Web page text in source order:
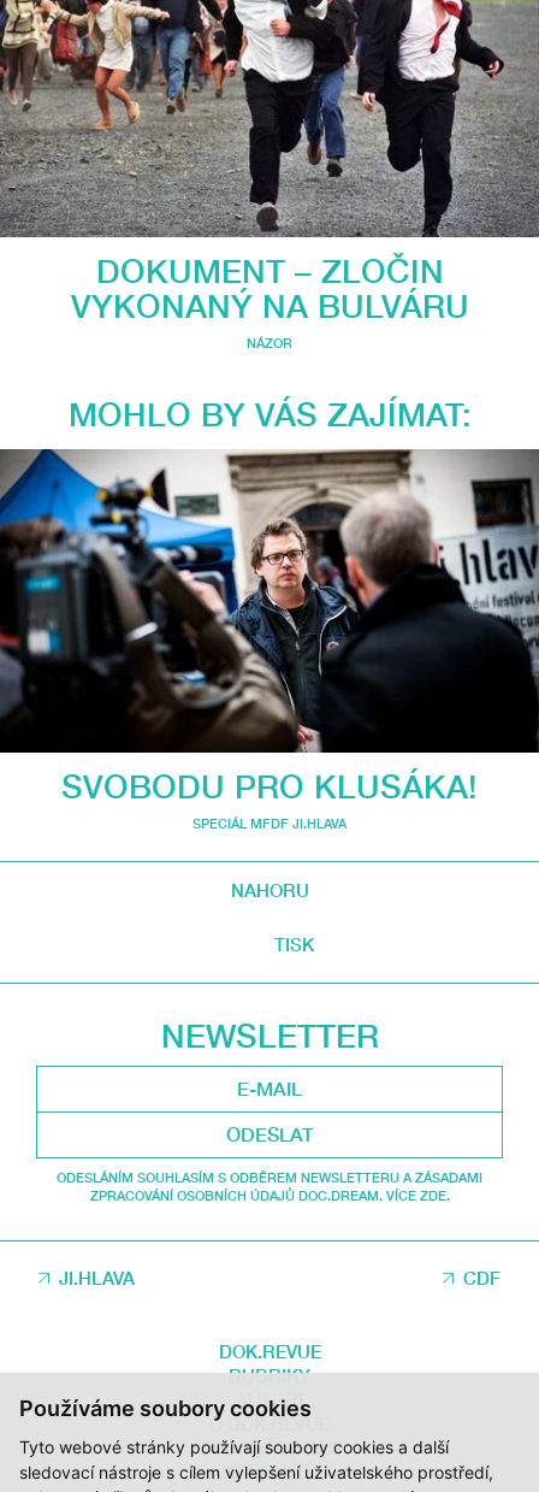
Používáme soubory cookies
Tyto webové stránky používají soubory cookies a další
sledovací nástroje s cílem vylepšení uživatelského prostředí,
DOKUMENT – ZLOČIN
VYKONANÝ NA BULVÁRU
NÁZOR
MOHLO BY VÁS ZAJÍMAT:
SVOBODU PRO KLUSÁKA!
SPECIÁL MFDF JI.HLAVA
NAHORU
TISK
NEWSLETTER
ODESLAT
ODESLÁNÍM SOUHLASÍM S ODBĚREM NEWSLETTERU A ZÁSADAMI
ZPRACOVÁNÍ OSOBNÍCH ÚDAJŮ DOC.DREAM. VÍCE ZDE.
JI.HLAVA CDF
DOK.REVUE
RUBRIKY
AUTOŘI
O DOK.REVUE
PODPOŘTE NÁS
KONTAKTY